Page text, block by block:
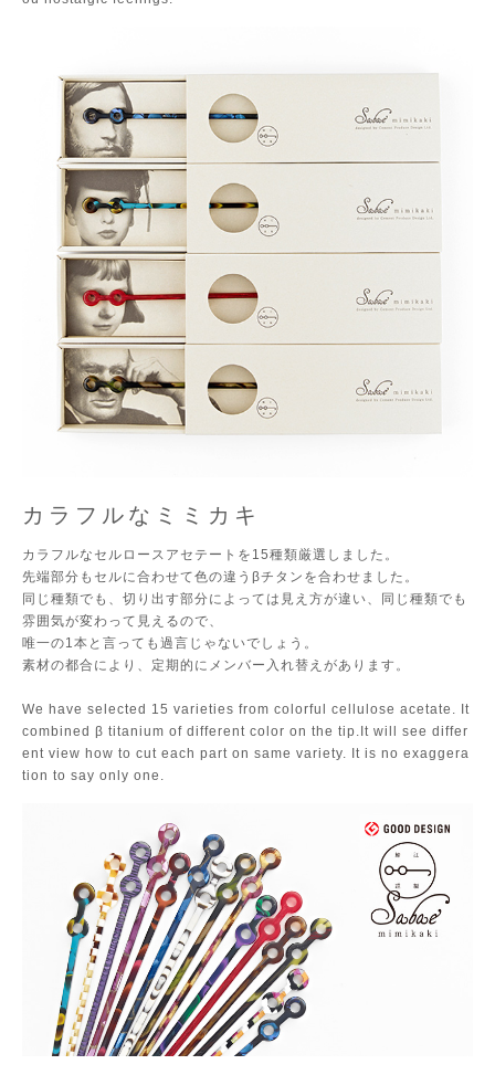
カラフルなミミカキ
カラフルなセルロースアセテートを15種類厳選しました。
先端部分もセルに合わせて色の違うβチタンを合わせました。
同じ種類でも、切り出す部分によっては見え方が違い、同じ種類でも
雰囲気が変わって見えるので、
唯一の1本と言っても過言じゃないでしょう。
素材の都合により、定期的にメンバー入れ替えがあります。
We have selected 15 varieties from colorful cellulose acetate. It
combined β titanium of different color on the tip.It will see differ
ent view how to cut each part on same variety. It is no exaggera
tion to say only one.